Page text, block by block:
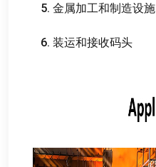
5. 金属加工和制造设施
6. 装运和接收码头